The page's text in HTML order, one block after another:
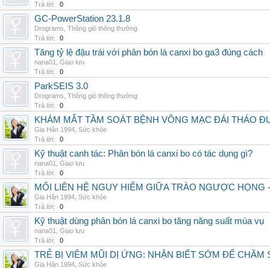
Trả lời:
0
GC-PowerStation 23.1.8
Drograms Thông gió thông thường
Trả lời:
0
Tăng tỷ lệ đậu trái với phân bón lá canxi bo ga3 đúng cách
nana01
Giao lưu
Trả lời:
0
ParkSEIS 3.0
Drograms Thông gió thông thường
Trả lời:
0
KHÁM MẮT TẦM SOÁT BỆNH VÕNG MẠC ĐÁI THÁO
Gia Hân 1994 Sức khỏe
Trả lời:
0
Kỹ thuật canh tác: Phân bón lá canxi bo có tác dụng gì?
nana01
Giao lưu
Trả lời:
0
MỐI LIÊN HỆ NGUY HIỂM GIỮA TRÀO NGƯỢC
Gia Hân 1994 Sức khỏe
Trả lời:
0
Kỹ thuật dùng phân bón lá canxi bo tăng năng suất mùa vụ
nana01
Giao lưu
Trả lời:
0
TRẺ BỊ VIÊM MŨI DỊ ỨNG: NHẬN BIẾT SỚM ĐỂ CHĂM
Gia Hân 1994 Sức khỏe